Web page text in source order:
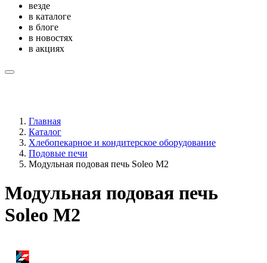
везде
в каталоге
в блоге
в новостях
в акциях
Главная
Каталог
Хлебопекарное и кондитерское оборудование
Подовые печи
Модульная подовая печь Soleo M2
Модульная подовая печь
Soleo M2